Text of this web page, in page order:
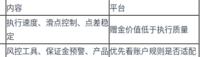
内容
平台
执行速度、滑点控制、点差稳
定
赠金价值低于执行质量
风控工具、保证金预警、产品优先看账户规则是否适配